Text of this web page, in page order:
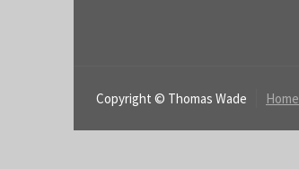
Copyright © Thomas Wade Home